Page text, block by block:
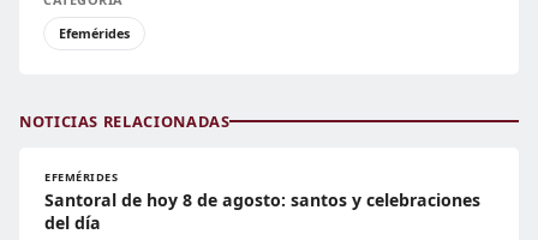
Efemérides
NOTICIAS RELACIONADAS
EFEMÉRIDES
Santoral de hoy 8 de agosto: santos y celebraciones
del día